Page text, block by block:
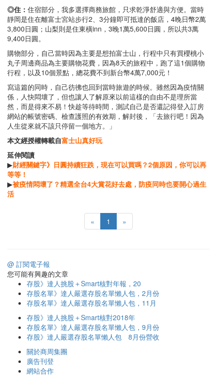
◎住： 住宿部分，我多選擇商務旅館，只求乾淨舒適與方便。當時
靜岡是住在離富士宮站步行2、3分鐘即可抵達的飯店，4晚日幣2萬
3,800日圓；山梨則是住東橫inn，3晚1萬5,600日圓，所以共3萬
9,400日圓。
購物部分，自己當時因為主要是想拍富士山，行程中只有買櫻桃小
丸子周邊商品為主要購物花費，因為8天的旅程中，跑了這1個購物
行程，以及10個景點，總花費不到新台幣4萬7,000元！
寫這篇的同時，自己彷彿也回到當時旅遊的時候。雖然因為疫情關
係，人快悶壞了，但也讓人了解原來以前這樣的自由不是理所當
然，而是得來不易！快趁等待時間，測試自己是否還記得登入訂房
網站的帳號密碼、檢查護照的有效期，解封後，「去旅行吧！因為
人生從來就不該只停留一個地方。」
本文經授權轉載自富士山真好玩
延伸閱讀
▶財經關鍵字》日圓持續狂跌，現在可以買嗎？2個原因，你可以再
等等！
▶被疫情悶壞了？精選全台4大賞花好去處，防疫同時也要開心過生
活
« 1 »
@ 訂閱電子報
您可能有興趣的文章
存股》達人挑股＋Smart核對年報，20
存股名單》達人嚴選存股名單懶人包，2月份
存股名單》達人嚴選存股名單懶人包，11月
存股》達人挑股＋Smart核對2018年
存股名單》達人嚴選存股名單懶人包，9月份
存股》達人嚴選存股名單懶人包 8月份營收
關於商周集團
廣告刊登
網站合作